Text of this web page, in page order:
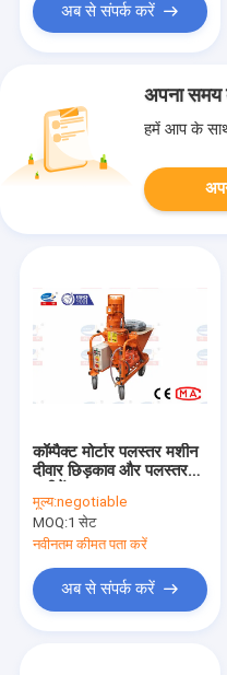
अब से संपर्क करें
अपना
हमें आप के
कॉम्पैक्ट मोर्टार पलस्तर मशीन
दीवार छिड़काव और पलस्तर
मूल्य:negotiable
MOQ:1 सेट
नवीनतम कीमत पता करें
अब से संपर्क करें